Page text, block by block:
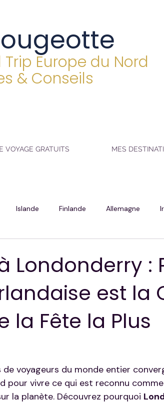
Trip Europe du Nord
& Conseils
VOYAGE GRATUITS MES
Islande Finlande Allemagne
Londonderry :
est la
la Fête la Plus
de voyageurs du monde entier
pour vivre ce qui est reconnu
la planète. Découvrez pourquoi